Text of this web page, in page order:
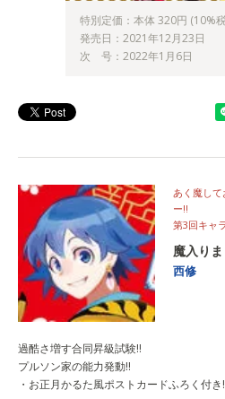
特別定価：本体 320円 (10%
発売日：2021年12月23日
次 号：2022年1月6日
あく魔し
ー!!
第3回キャ
魔入り
西修
過酷さ増す合同昇級試験!!
プルソン家の能力発動!!
・お正月かるた風ポストカードふろく付き